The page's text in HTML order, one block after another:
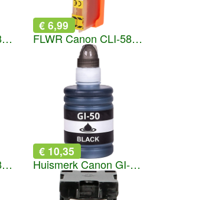
FLWR Canon CLI-581XXL magenta
€ 6,99
FLWR Canon CLI-581XXL geel
FLWR Canon CLI-581XXL zwart
€ 10,35
Huismerk Canon GI-50 zwart